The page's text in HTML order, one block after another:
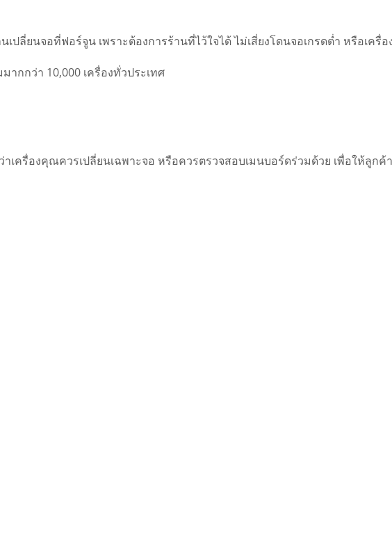
ยนจอที่ฟอร์จูน เพราะต้องการร้านที่ไว้ใจได้ ไม่เสี่ยงโดนจอเกรดต่ำ หรือเครื่อ
ากกว่า 10,000 เครื่องทั่วประเทศ
เครื่องคุณควรเปลี่ยนเฉพาะจอ หรือควรตรวจสอบเมนบอร์ดร่วมด้วย เพื่อให้ลูกค้